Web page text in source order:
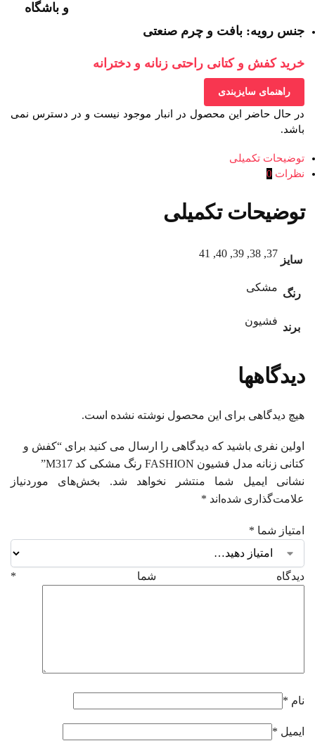
و باشگاه
جنس رویه: بافت و چرم صنعتی
خرید کفش و کتانی راحتی زنانه و دخترانه
راهنمای سایزبندی
در حال حاضر این محصول در انبار موجود نیست و در دسترس نمی
باشد.
توضیحات تکمیلی
نظرات 0
توضیحات تکمیلی
سایز
37, 38, 39, 40, 41
رنگ
مشکی
برند
فشیون
دیدگاهها
هیچ دیدگاهی برای این محصول نوشته نشده است.
اولین نفری باشید که دیدگاهی را ارسال می کنید برای “کفش و
کتانی زنانه مدل فشیون FASHION رنگ مشکی کد M317”
نشانی ایمیل شما منتشر نخواهد شد.
بخش‌های موردنیاز
علامت‌گذاری شده‌اند *
امتیاز شما *
دیدگاه شما *
نام *
ایمیل *